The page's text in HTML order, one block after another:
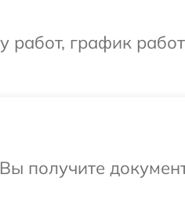
работ, график
получите